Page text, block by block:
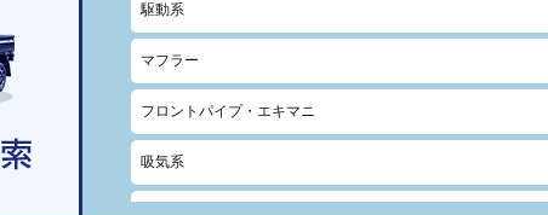
駆動系
マフラー
フロントパイプ・エキマニ
吸気系